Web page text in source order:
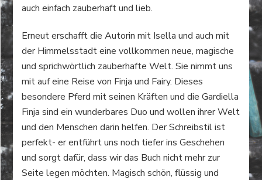
auch einfach zauberhaft und lieb.
Erneut erschafft die Autorin mit Isella und auch mit
der Himmelsstadt eine vollkommen neue, magische
und sprichwörtlich zauberhafte Welt. Sie nimmt uns
mit auf eine Reise von Finja und Fairy. Dieses
besondere Pferd mit seinen Kräften und die Gardiella
Finja sind ein wunderbares Duo und wollen ihrer Welt
und den Menschen darin helfen. Der Schreibstil ist
perfekt- er entführt uns noch tiefer ins Geschehen
und sorgt dafür, dass wir das Buch nicht mehr zur
Seite legen möchten. Magisch schön, flüssig und